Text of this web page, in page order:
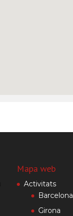
Mapa web
Activitats
Barcelona
Girona